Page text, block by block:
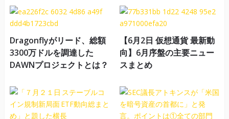
Dragonflyがリード、総額
3300万ドルを調達した
DAWNプロジェクトとは？
【6月2日 仮想通貨 最新動
向】6月序盤の主要ニュー
スまとめ